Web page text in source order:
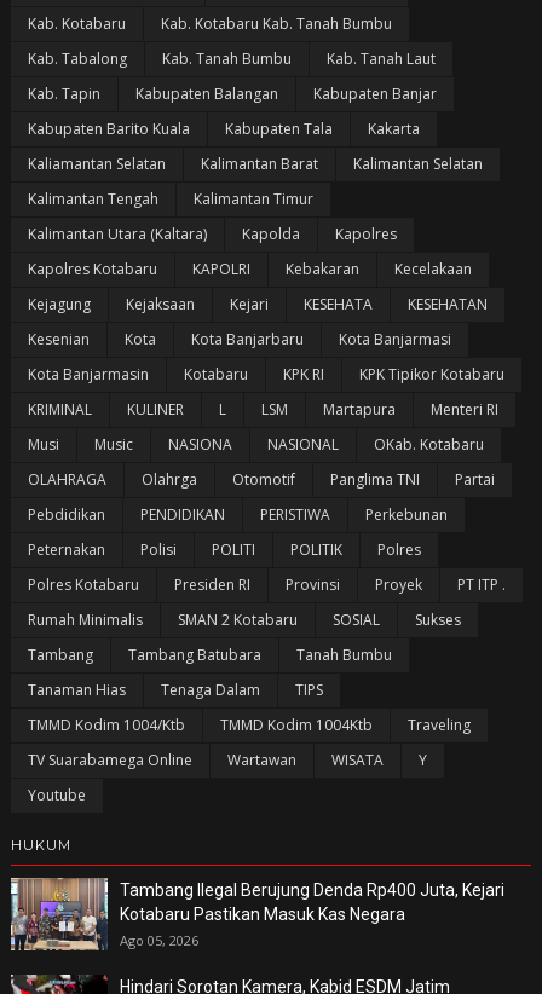
Kab. Kotabaru
Kab. Kotabaru Kab. Tanah Bumbu
Kab. Tabalong
Kab. Tanah Bumbu
Kab. Tanah Laut
Kab. Tapin
Kabupaten Balangan
Kabupaten Banjar
Kabupaten Barito Kuala
Kabupaten Tala
Kakarta
Kaliamantan Selatan
Kalimantan Barat
Kalimantan Selatan
Kalimantan Tengah
Kalimantan Timur
Kalimantan Utara (Kaltara)
Kapolda
Kapolres
Kapolres Kotabaru
KAPOLRI Kebakaran
Kecelakaan
Kejagung
Kejaksaan Kejari KESEHATA
KESEHATAN
Kesenian
Kota Kota Banjarbaru
Kota Banjarmasi
Kota Banjarmasin
Kotabaru KPK RI
KPK Tipikor Kotabaru
KRIMINAL
KULINER L LSM Martapura
Menteri RI
Musi
Music NASIONA NASIONAL
OKab. Kotabaru
OLAHRAGA
Olahrga Otomotif Panglima TNI
Partai
Pebdidikan
PENDIDIKAN PERISTIWA
Perkebunan
Peternakan
Polisi POLITI POLITIK
Polres
Polres Kotabaru
Presiden RI Provinsi Proyek
PT ITP .
Rumah Minimalis
SMAN 2 Kotabaru SOSIAL
Sukses
Tambang
Tambang Batubara
Tanah Bumbu
Tanaman Hias
Tenaga Dalam
TIPS
TMMD Kodim 1004/Ktb
TMMD Kodim 1004Ktb
Traveling
TV Suarabamega Online
Wartawan WISATA
Y
Youtube
HUKUM
Tambang Ilegal Berujung Denda Rp400 Juta, Kejari
Kotabaru Pastikan Masuk Kas Negara
Ago 05, 2026
Hindari Sorotan Kamera, Kabid ESDM Jatim